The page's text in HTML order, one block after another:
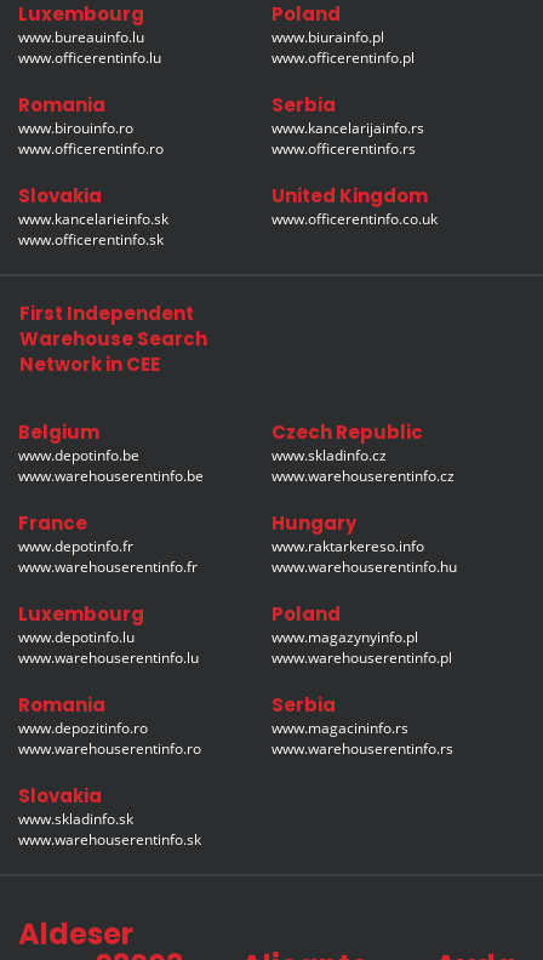
Luxembourg
www.bureauinfo.lu
www.officerentinfo.lu
Poland
www.biurainfo.pl
www.officerentinfo.pl
Romania
www.birouinfo.ro
www.officerentinfo.ro
Serbia
www.kancelarijainfo.rs
www.officerentinfo.rs
Slovakia
www.kancelarieinfo.sk
www.officerentinfo.sk
United Kingdom
www.officerentinfo.co.uk
First Independent
Warehouse Search
Network in CEE
Belgium
www.depotinfo.be
www.warehouserentinfo.be
Czech Republic
www.skladinfo.cz
www.warehouserentinfo.cz
France
www.depotinfo.fr
www.warehouserentinfo.fr
Hungary
www.raktarkereso.info
www.warehouserentinfo.hu
Luxembourg
www.depotinfo.lu
www.warehouserentinfo.lu
Poland
www.magazynyinfo.pl
www.warehouserentinfo.pl
Romania
www.depozitinfo.ro
www.warehouserentinfo.ro
Serbia
www.magacininfo.rs
www.warehouserentinfo.rs
Slovakia
www.skladinfo.sk
www.warehouserentinfo.sk
Aldeser